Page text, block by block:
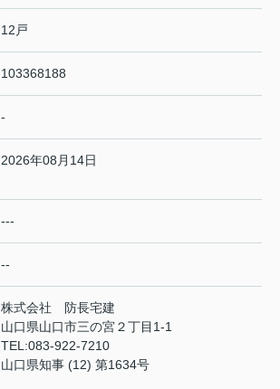
12戸
103368188
-
2026年08月14日
---
--
株式会社 防長宅建
山口県山口市三の宮２丁目1-1
TEL:083-922-7210
山口県知事 (12) 第1634号